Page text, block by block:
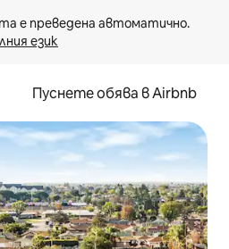
език
Пуснете обява в Airbnb